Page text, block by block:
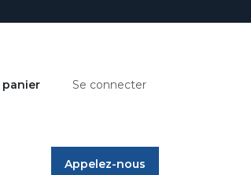
panier Se connecter
Appelez-nous